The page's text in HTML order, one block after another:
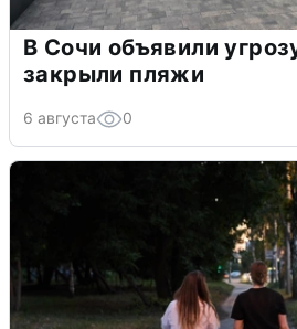
В Сочи объявили
закрыли пляжи
6 августа 0